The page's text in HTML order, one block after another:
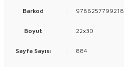
Barkod : 9786257799218
Boyut : 22x30
Sayfa Sayısı : 884